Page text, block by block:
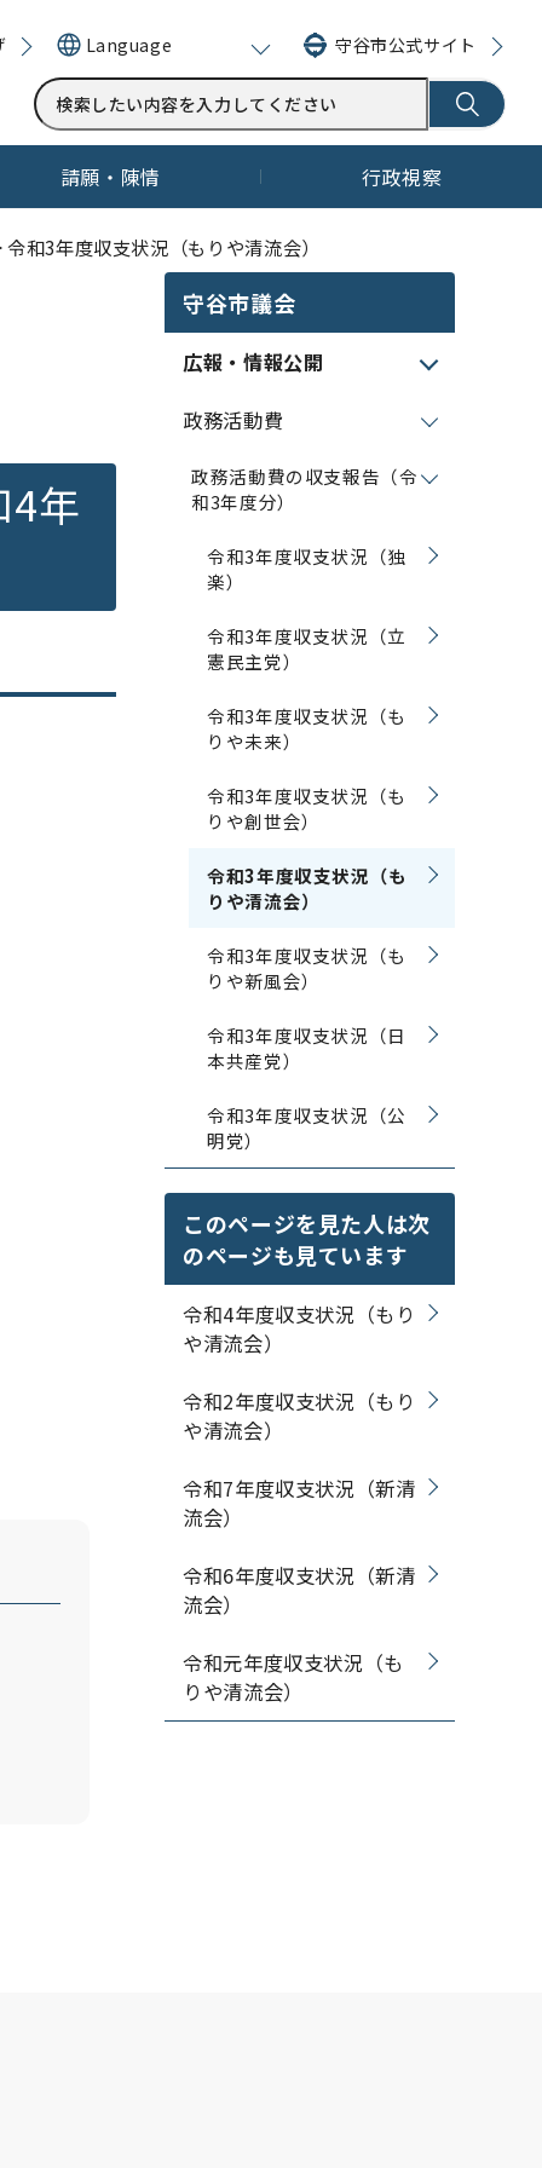
Language 守谷市公式サイト
請願・陳情 行政視察
和3年度収支状況（もりや清流会）
4年
守谷市議会
広報・情報公開
政務活動費
政務活動費の収支報告（令
和3年度分）
令和3年度収支状況（独
楽）
令和3年度収支状況（立
憲民主党）
令和3年度収支状況（も
りや未来）
令和3年度収支状況（も
りや創世会）
令和3年度収支状況（も
りや清流会）
令和3年度収支状況（も
りや新風会）
令和3年度収支状況（日
本共産党）
令和3年度収支状況（公
明党）
このページを見た人は次
のページも見ています
令和4年度収支状況（もり
や清流会）
令和2年度収支状況（もり
や清流会）
令和7年度収支状況（新清
流会）
令和6年度収支状況（新清
流会）
令和元年度収支状況（も
りや清流会）